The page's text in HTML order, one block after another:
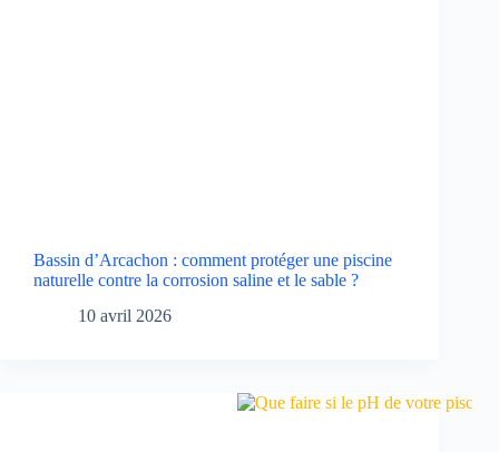
Bassin d’Arcachon : comment protéger une piscine
naturelle contre la corrosion saline et le sable ?
10 avril 2026